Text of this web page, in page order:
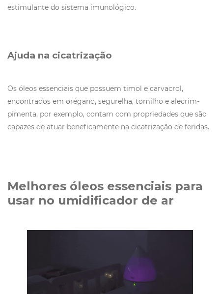
estimulante do sistema imunológico.
Ajuda na cicatrização
Os óleos essenciais que possuem timol e carvacrol,
encontrados em orégano, segurelha, tomilho e alecrim-
pimenta, por exemplo, contam com propriedades que são
capazes de atuar beneficamente na cicatrização de feridas.
Melhores óleos essenciais para
usar no umidificador de ar